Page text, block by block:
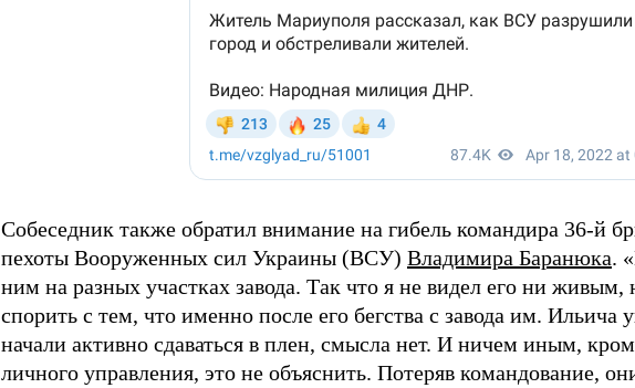
Собеседник также обратил внимание на гибель командира 36-й
пехоты Вооруженных сил Украины (ВСУ) Владимира Баранюка.
ним на разных участках завода. Так что я не видел его ни
спорить с тем, что именно после его бегства с завода им. Ильича
начали активно сдаваться в плен, смысла нет. И ничем иным,
личного управления, это не объяснить. Потеряв командование,